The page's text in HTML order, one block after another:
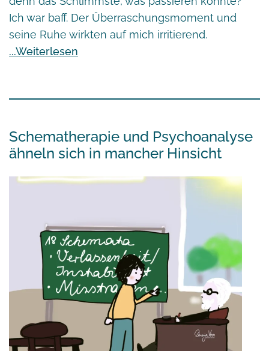
Ich war baff. Der Überraschungsmoment und
seine Ruhe wirkten auf mich irritierend.
Weiterlesen
Schematherapie und Psychoanalyse
ähneln sich in mancher Hinsicht